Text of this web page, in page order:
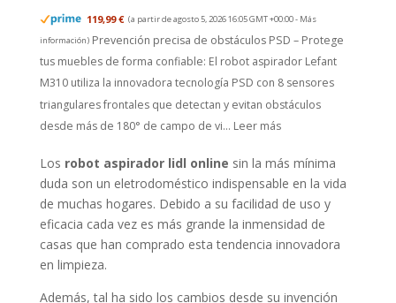
119,99 € (a partir de agosto 5, 2026 16:05 GMT +00:00 - Más
información) Prevención precisa de obstáculos PSD – Protege
tus muebles de forma confiable: El robot aspirador Lefant
M310 utiliza la innovadora tecnología PSD con 8 sensores
triangulares frontales que detectan y evitan obstáculos
desde más de 180° de campo de vi... Leer más
Los robot aspirador lidl online sin la más mínima
duda son un eletrodoméstico indispensable en la vida
de muchas hogares. Debido a su facilidad de uso y
eficacia cada vez es más grande la inmensidad de
casas que han comprado esta tendencia innovadora
en limpieza.
Además, tal ha sido los cambios desde su invención